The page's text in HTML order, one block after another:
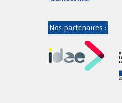
Nos partenaires :